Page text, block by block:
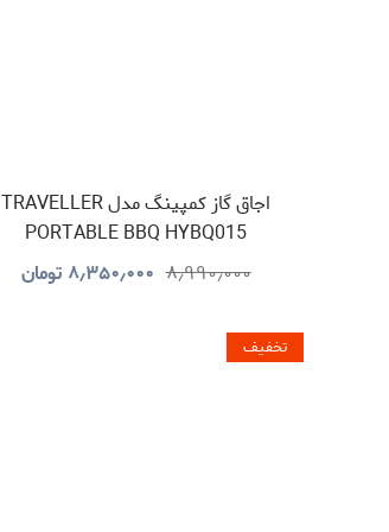
اجاق گاز کمپینگ مدل TRAVELLER
PORTABLE BBQ HYBQ015
۸٫۹۹۰٫۰۰۰ ۸٫۳۵۰٫۰۰۰ تومان
تخفیف